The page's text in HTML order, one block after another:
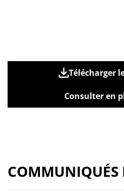
Télécharger
Consulter en
COMMUNIQUÉS